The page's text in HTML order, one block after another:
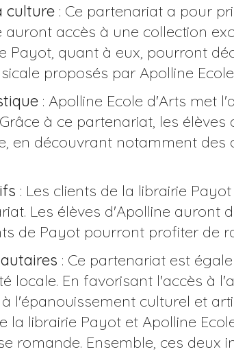
culture : Ce partenariat a pour
auront accès à une collection
Payot, quant à eux, pourront
proposés par Apolline
: Apolline Ecole d'Arts met
à ce partenariat, les
en découvrant notamment
: Les clients de la librairie
Les élèves d'Apolline auront
de Payot pourront profiter de
: Ce partenariat est
locale. En favorisant l'accès à
l'épanouissement culturel et
la librairie Payot et Apolline
romande. Ensemble, ces